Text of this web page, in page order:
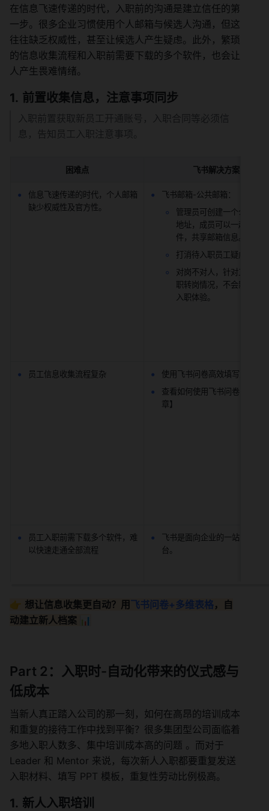
在信息飞速传递的时代，入职前的沟通是建立信任的第
一步。很多企业习惯使用个人邮箱与候选人沟通，但这
往往缺乏权威性，甚至让候选人产生疑虑。此外，繁琐
的信息收集流程和入职前需要下载的多个软件，也会让
人产生畏难情绪。
前置收集信息，注意事项同步
入职前置获取新员工开通账号，入职合同等必须信
息，告知员工入职注意事项。
困难点 飞书解决方案
信息飞速传递的时代，个人邮箱
缺少权威性及官方性。
飞书邮箱-公共邮箱：
管理员可创建一个公共的
地址，成员可以一起处理邮
件，共享邮箱信息。
打消待入职员工疑虑。
对岗不对人，针对工作交
职转岗情况，不会影响候
入职体验。
员工信息收集流程复杂
使用飞书问卷高效填写入职信
查看如何使用飞书问卷【博客
章】
员工入职前需下载多个软件，难
以快速走通全部流程
飞书是面向企业的一站式协作
台。
👉 想让信息收集更自动？用 飞书问卷+多维表格，自
动建立新人档案 📊
Part 2：入职时-自动化带来的仪式感与
低成本
当新人真正踏入公司的那一刻，如何在高昂的培训成本
和重复的接待工作中找到平衡？很多集团型公司面临着
多地入职人数多、集中培训成本高的问题 。而对于
Leader 和 Mentor 来说，每次新人入职都要重复发送
入职材料、填写 PPT 模板，重复性劳动比例极高。
新人入职培训